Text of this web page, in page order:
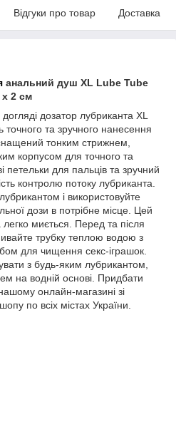
Відгуки про товар Доставка
анальний душ XL Lube Tube
2 см
дозатор лубриканта XL
та зручного нанесення
тонким стрижнем,
корпусом для точного та
для пальців та зручний
контролю потоку лубриканта.
і використовуйте
дози в потрібне місце. Цей
миється. Перед та після
трубку теплою водою з
для чищення секс-іграшок.
з будь-яким лубрикантом,
на водній основі. Придбати
онлайн-магазині зі
по всіх містах України.